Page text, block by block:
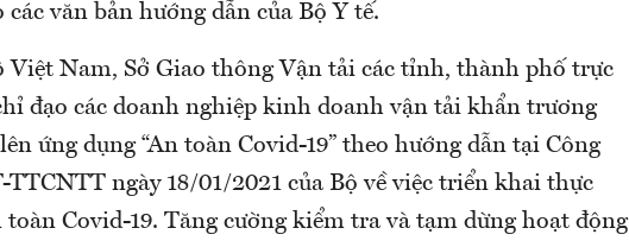
các văn bản hướng dẫn của Bộ Y tế.
Việt Nam, Sở Giao thông Vận tải các tỉnh, thành phố trực
đạo các doanh nghiệp kinh doanh vận tải khẩn trương
ứng dụng “An toàn Covid-19” theo hướng dẫn tại Công
ngày 18/01/2021 của Bộ về việc triển khai thực
Covid-19. Tăng cường kiểm tra và tạm dừng hoạt động